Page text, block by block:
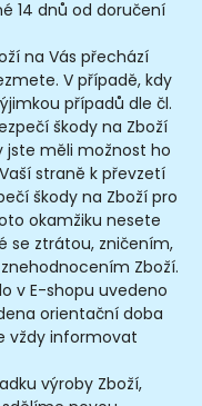
14 dnů od doručení
na Vás přechází
V případě, kdy
případů dle čl.
škody na Zboží
jste měli možnost ho
straně k převzetí
škody na Zboží pro
okamžiku nesete
se ztrátou, zničením,
Zboží.
v E-shopu uvedeno
orientační doba
vždy informovat
výroby Zboží,